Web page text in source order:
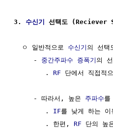
3. 수신기 선택도
  ㅇ 일반적으로
수신기 의 선택
     -
중간주파수 증폭기 의
        .
RF 단에서 직접적
     - 따라서, 높은
주파수를
        .
IF를 낮게 하는
        . 한편,
RF 단의 높